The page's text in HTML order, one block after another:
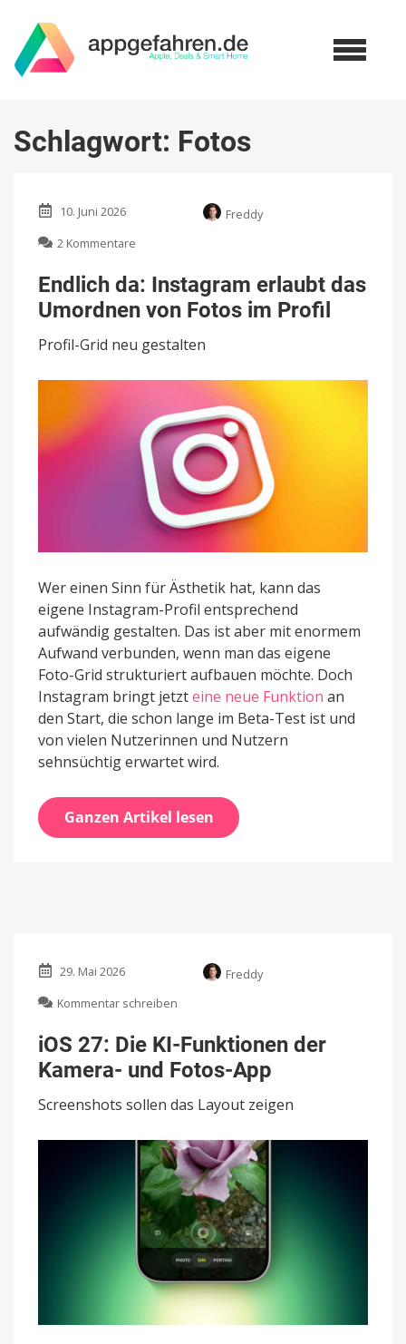
Schlagwort: Fotos
10. Juni 2026
Freddy
2 Kommentare
da:
Instagram
erlaubt
Umordnen
Fotos
Profil
Endlich da: Instagram erlaubt das
Umordnen von Fotos im Profil
Profil-Grid neu gestalten
Wer einen Sinn für Ästhetik hat, kann das
eigene Instagram-Profil entsprechend
aufwändig gestalten. Das ist aber mit enormem
Aufwand verbunden, wenn man das eigene
Foto-Grid strukturiert aufbauen möchte. Doch
Instagram bringt jetzteine neue Funktion an
den Start, die schon lange im Beta-Test ist und
von vielen Nutzerinnen und Nutzern
sehnsüchtig erwartet wird.
Ganzen Artikel lesen
29. Mai 2026
Freddy
Kommentar schreiben
27:
Die
KI-
der
und
Fotos-
App
iOS 27: Die KI-Funktionen der
Kamera- und Fotos-App
Screenshots sollen das Layout zeigen